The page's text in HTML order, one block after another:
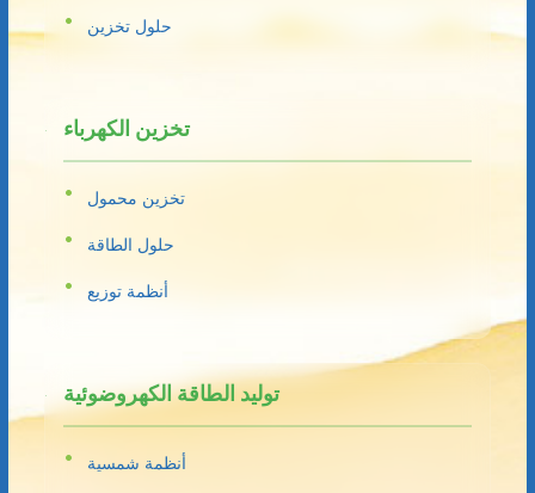
حلول تخزين
تخزين الكهرباء
تخزين محمول
حلول الطاقة
أنظمة توزيع
توليد الطاقة الكهروضوئية
أنظمة شمسية